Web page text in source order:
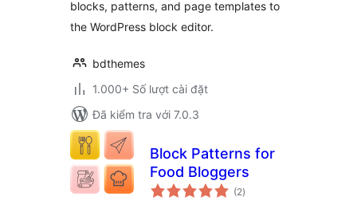
blocks, patterns, and page templates to
the WordPress block editor.
bdthemes
1.000+ Số lượt cài đặt
Đã kiểm tra với 7.0.3
Block Patterns for
Food Bloggers
(2tổng
đánh
)